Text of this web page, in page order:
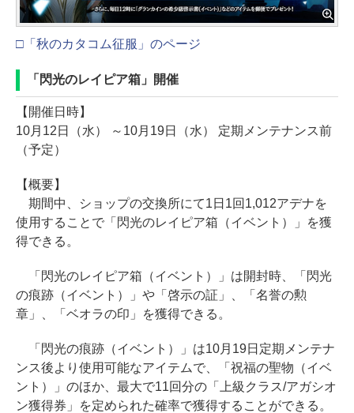
□「秋のカタコム征服」のページ
「閃光のレイピア箱」開催
【開催日時】
10月12日（水） ～10月19日（水） 定期メンテナンス前
（予定）
【概要】
期間中、ショップの交換所にて1日1回1,012アデナを
使用することで「閃光のレイピア箱（イベント）」を獲
得できる。
「閃光のレイピア箱（イベント）」は開封時、「閃光
の痕跡（イベント）」や「啓示の証」、「名誉の勲
章」、「ベオラの印」を獲得できる。
「閃光の痕跡（イベント）」は10月19日定期メンテナ
ンス後より使用可能なアイテムで、「祝福の聖物（イベ
ント）」のほか、最大で11回分の「上級クラス/アガシオ
ン獲得券」を定められた確率で獲得することができる。